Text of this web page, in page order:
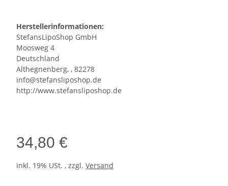
Herstellerinformationen:
StefansLipoShop GmbH
Moosweg 4
Deutschland
Althegnenberg, , 82278
info@stefansliposhop.de
http://www.stefansliposhop.de
34,80 €
inkl. 19% USt. , zzgl. Versand